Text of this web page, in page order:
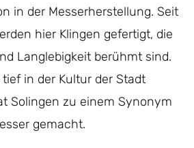
in der Messerherstellung. Seit
hier Klingen gefertigt, die
Langlebigkeit berühmt sind.
tief in der Kultur der Stadt
Solingen zu einem Synonym
gemacht.